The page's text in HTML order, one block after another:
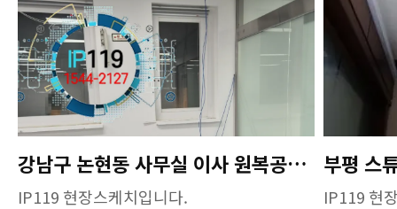
강남구 논현동 사무실 이사 원복공사 및 네트워크 복구 작업
IP119 현장스케치입니다.
부평 스
IP119 현